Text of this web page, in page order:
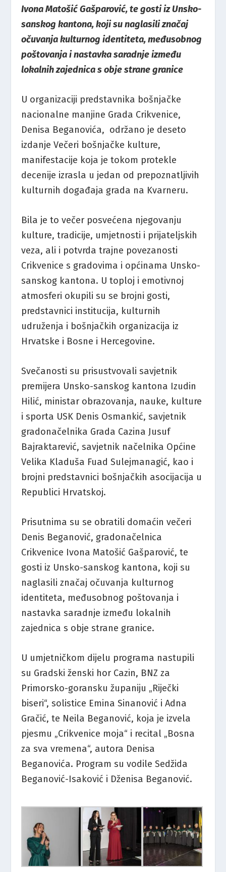
Ivona Matošić Gašparović, te gosti iz Unsko-
sanskog kantona, koji su naglasili značaj
očuvanja kulturnog identiteta, međusobnog
poštovanja i nastavka saradnje između
lokalnih zajednica s obje strane granice
U organizaciji predstavnika bošnjačke
nacionalne manjine Grada Crikvenice,
Denisa Beganovića, održano je deseto
izdanje Večeri bošnjačke kulture,
manifestacije koja je tokom protekle
decenije izrasla u jedan od prepoznatljivih
kulturnih događaja grada na Kvarneru.
Bila je to večer posvećena njegovanju
kulture, tradicije, umjetnosti i prijateljskih
veza, ali i potvrda trajne povezanosti
Crikvenice s gradovima i općinama Unsko-
sanskog kantona. U toploj i emotivnoj
atmosferi okupili su se brojni gosti,
predstavnici institucija, kulturnih
udruženja i bošnjačkih organizacija iz
Hrvatske i Bosne i Hercegovine.
Svečanosti su prisustvovali savjetnik
premijera Unsko-sanskog kantona Izudin
Hilić, ministar obrazovanja, nauke, kulture
i sporta USK Denis Osmankić, savjetnik
gradonačelnika Grada Cazina Jusuf
Bajraktarević, savjetnik načelnika Općine
Velika Kladuša Fuad Sulejmanagić, kao i
brojni predstavnici bošnjačkih asocijacija u
Republici Hrvatskoj.
Prisutnima su se obratili domaćin večeri
Denis Beganović, gradonačelnica
Crikvenice Ivona Matošić Gašparović, te
gosti iz Unsko-sanskog kantona, koji su
naglasili značaj očuvanja kulturnog
identiteta, međusobnog poštovanja i
nastavka saradnje između lokalnih
zajednica s obje strane granice.
U umjetničkom dijelu programa nastupili
su Gradski ženski hor Cazin, BNZ za
Primorsko-goransku županiju „Riječki
biseri“, solistice Emina Sinanović i Adna
Gračić, te Neila Beganović, koja je izvela
pjesmu „Crikvenice moja“ i recital „Bosna
za sva vremena“, autora Denisa
Beganovića. Program su vodile Sedžida
Beganović-Isaković i Dženisa Beganović.